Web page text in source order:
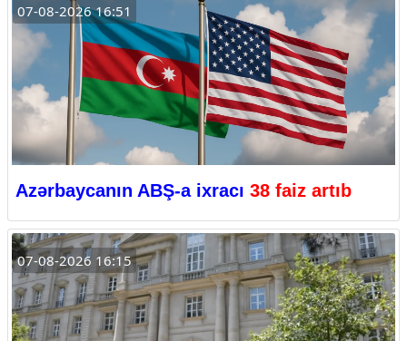
07-08-2026 16:51
Azərbaycanın ABŞ-a ixracı 38 faiz artıb
07-08-2026 16:15